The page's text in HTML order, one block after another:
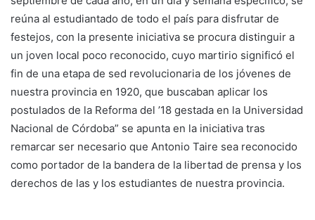
reúna al estudiantado de todo el país para disfrutar de
festejos, con la presente iniciativa se procura distinguir a
un joven local poco reconocido, cuyo martirio significó el
fin de una etapa de sed revolucionaria de los jóvenes de
nuestra provincia en 1920, que buscaban aplicar los
postulados de la Reforma del ’18 gestada en la Universidad
Nacional de Córdoba” se apunta en la iniciativa tras
remarcar ser necesario que Antonio Taire sea reconocido
como portador de la bandera de la libertad de prensa y los
derechos de las y los estudiantes de nuestra provincia.